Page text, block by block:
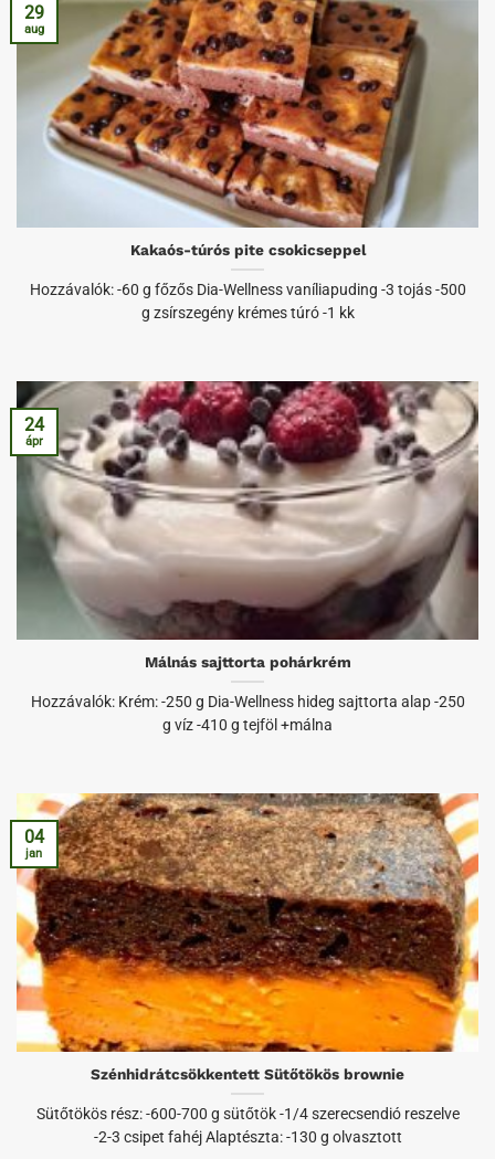
Kakaós-túrós pite csokicseppel
Hozzávalók: -60 g főzős Dia-Wellness vaníliapuding -3 tojás -500
g zsírszegény krémes túró -1 kk
29
aug
Málnás sajttorta pohárkrém
Hozzávalók: Krém: -250 g Dia-Wellness hideg sajttorta alap -250
g víz -410 g tejföl +málna
24
ápr
Szénhidrátcsökkentett Sütőtökös brownie
Sütőtökös rész: -600-700 g sütőtök -1/4 szerecsendió reszelve
-2-3 csipet fahéj Alaptészta: -130 g olvasztott
04
jan